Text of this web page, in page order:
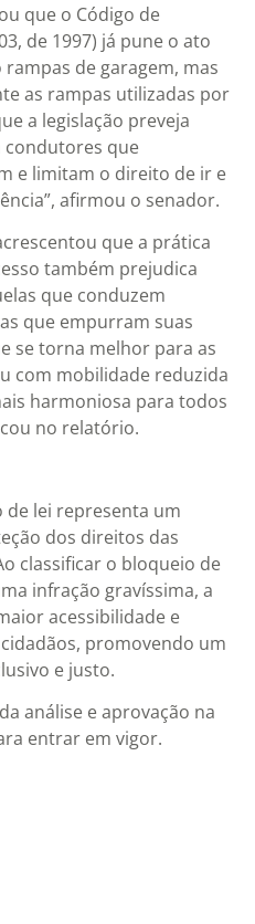
que o Código de
de 1997) já pune o ato
de garagem, mas
as rampas utilizadas por
a legislação preveja
condutores que
e limitam o direito de ir e
afirmou o senador.
que a prática
também prejudica
que conduzem
que empurram suas
se torna melhor para as
com mobilidade reduzida
harmoniosa para todos
no relatório.
lei representa um
dos direitos das
classificar o bloqueio de
infração gravíssima, a
acessibilidade e
promovendo um
e justo.
análise e aprovação na
entrar em vigor.